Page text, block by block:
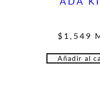
$ 1,549
Añadir al